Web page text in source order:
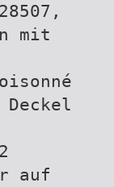
mit
auf